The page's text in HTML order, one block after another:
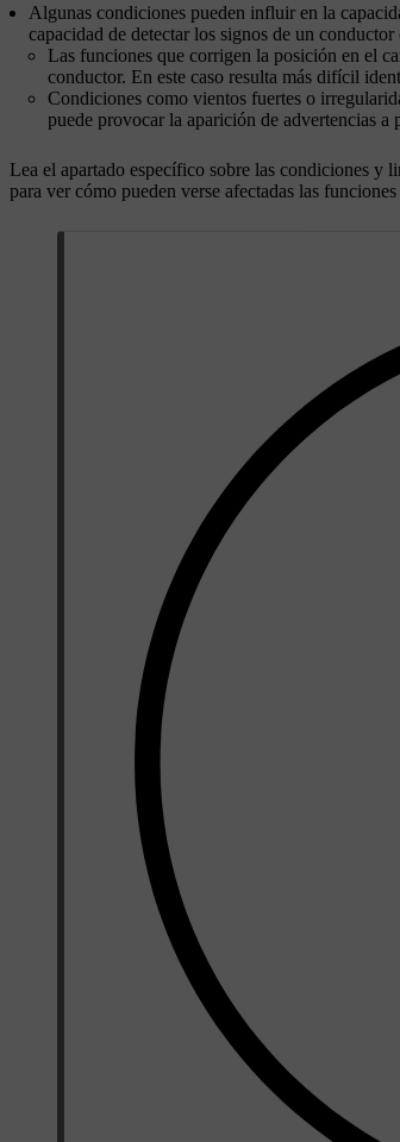
Algunas condiciones pueden influir en la
capacidad de detectar los signos de un conductor
Las funciones que corrigen la posición en el
conductor. En este caso resulta más difícil
Condiciones como vientos fuertes o
puede provocar la aparición de advertencias a
Lea el apartado específico sobre las condiciones y
para ver cómo pueden verse afectadas las